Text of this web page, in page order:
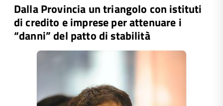
Dalla Provincia un triangolo con istituti
di credito e imprese per attenuare i
“danni” del patto di stabilità